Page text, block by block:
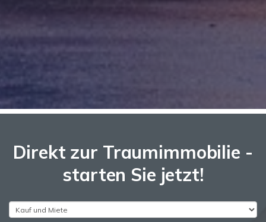
Direkt zur Traumimmobilie -
starten Sie jetzt!